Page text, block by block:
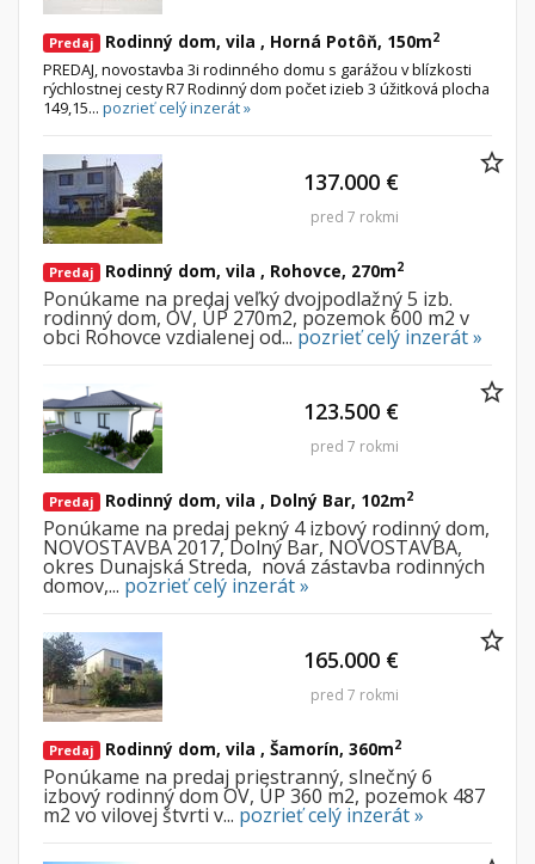
Predaj Rodinný dom, vila , Horná Potôň, 150m2
PREDAJ, novostavba 3i rodinného domu s garážou v blízkosti
rýchlostnej cesty R7 Rodinný dom počet izieb 3 úžitková plocha
149,15... pozrieť celý inzerát »
Predaj Rodinný dom, vila , Rohovce, 270m2
Ponúkame na predaj veľký dvojpodlažný 5 izb.
rodinný dom, OV, ÚP 270m2, pozemok 600 m2 v
obci Rohovce vzdialenej od... pozrieť celý inzerát »
137.000 €
pred 7 rokmi
Predaj Rodinný dom, vila , Dolný Bar, 102m2
Ponúkame na predaj pekný 4 izbový rodinný dom,
NOVOSTAVBA2017,Dolný Bar, NOVOSTAVBA,
okres Dunajská Streda, nová zástavba rodinných
domov,... pozrieť celý inzerát »
123.500 €
pred 7 rokmi
Predaj Rodinný dom, vila , Šamorín, 360m2
Ponúkame na predaj priestranný, slnečný 6
izbový rodinný dom OV, ÚP 360 m2, pozemok 487
m2 vo vilovej štvrti v... pozrieť celý inzerát »
165.000 €
pred 7 rokmi